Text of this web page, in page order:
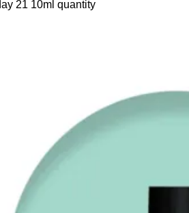
21 10ml quantity